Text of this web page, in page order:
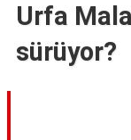
ŞİİR
RÜYA
Urfa
sürüyor?